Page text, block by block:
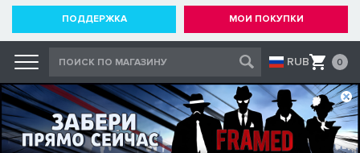
ПОДДЕРЖКА МОИ ПОКУПКИ
RUB 0